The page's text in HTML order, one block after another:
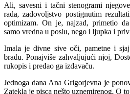
Ali, savesni i tačni stenogrami
rada, zadovoljstvo postignutim
optimizam. On je, najzad, primetio
samo vredna u poslu, nego i ljupka i
Imala je divne sive oči, pametne i
bradu. Ponajviše zahvaljujući njoj,
rukopis i predao ga izdavaču.
Jednoga dana Ana Grigorjevna je
Zatekla je pisca nešto uznemirenog. O